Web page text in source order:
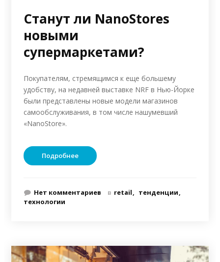
Станут ли NanoStores
новыми
супермаркетами?
Покупателям, стремящимся к еще большему
удобству, на недавней выставке NRF в Нью-Йорке
были представлены новые модели магазинов
самообслуживания, в том числе нашумевший
«NanoStore».
Подробнее
Нет комментариев в retail
тенденции
технологии